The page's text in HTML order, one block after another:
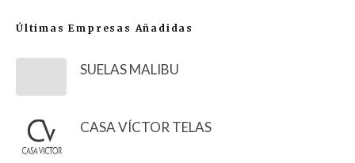
Últimas Empresas Añadidas
SUELAS MALIBU
CASA VÍCTOR TELAS